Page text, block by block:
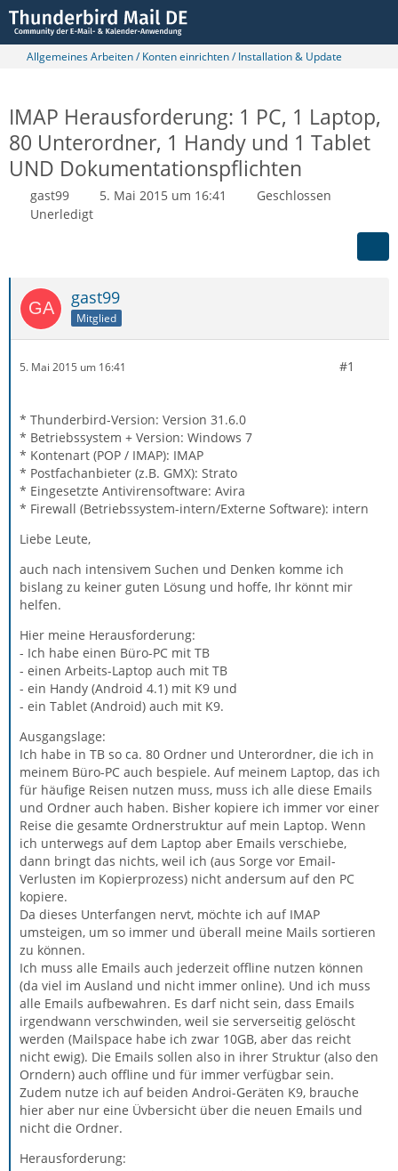
Allgemeines Arbeiten / Konten einrichten / Installation & Update
IMAP Herausforderung: 1 PC, 1 Laptop,
80 Unterordner, 1 Handy und 1 Tablet
UND Dokumentationspflichten
gast99 5. Mai 2015 um 16:41
Geschlossen
Unerledigt
gast99
Mitglied
5. Mai 2015 um 16:41 #1
* Thunderbird-Version: Version 31.6.0
* Betriebssystem + Version: Windows 7
* Kontenart (POP / IMAP): IMAP
* Postfachanbieter (z.B. GMX): Strato
* Eingesetzte Antivirensoftware: Avira
* Firewall (Betriebssystem-intern/Externe Software): intern
Liebe Leute,
auch nach intensivem Suchen und Denken komme ich
bislang zu keiner guten Lösung und hoffe, Ihr könnt mir
helfen.
Hier meine Herausforderung:
- Ich habe einen Büro-PC mit TB
- einen Arbeits-Laptop auch mit TB
- ein Handy (Android 4.1) mit K9 und
- ein Tablet (Android) auch mit K9.
Ausgangslage:
Ich habe in TB so ca. 80 Ordner und Unterordner, die ich in
meinem Büro-PC auch bespiele. Auf meinem Laptop, das ich
für häufige Reisen nutzen muss, muss ich alle diese Emails
und Ordner auch haben. Bisher kopiere ich immer vor einer
Reise die gesamte Ordnerstruktur auf mein Laptop. Wenn
ich unterwegs auf dem Laptop aber Emails verschiebe,
dann bringt das nichts, weil ich (aus Sorge vor Email-
Verlusten im Kopierprozess) nicht andersum auf den PC
kopiere.
Da dieses Unterfangen nervt, möchte ich auf IMAP
umsteigen, um so immer und überall meine Mails sortieren
zu können.
Ich muss alle Emails auch jederzeit offline nutzen können
(da viel im Ausland und nicht immer online). Und ich muss
alle Emails aufbewahren. Es darf nicht sein, dass Emails
irgendwann verschwinden, weil sie serverseitig gelöscht
werden (Mailspace habe ich zwar 10GB, aber das reicht
nicht ewig). Die Emails sollen also in ihrer Struktur (also den
Orndern) auch offline und für immer verfügbar sein.
Zudem nutze ich auf beiden Androi-Geräten K9, brauche
hier aber nur eine Üvbersicht über die neuen Emails und
nicht die Ordner.
Herausforderung: